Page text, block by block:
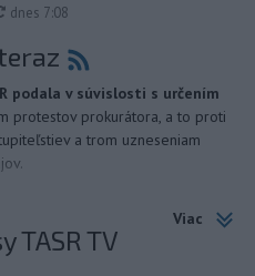
aktualizované
dnes 7:08
podala v súvislosti s určením
protestov prokurátora, a to proti
a trom uzneseniam
Viac
TASR TV